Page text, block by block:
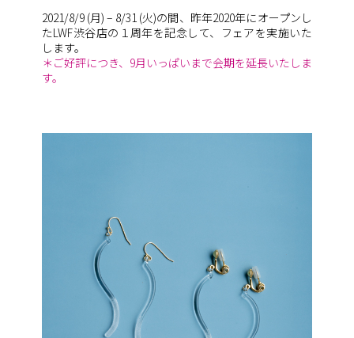
2021/8/9 (月) – 8/31 (火)の間、昨年2020年にオープンし
たLWF渋谷店の１周年を記念して、 フェアを実施いた
します。
＊ご好評につき、9月いっぱいまで会期を延長いたしま
す。